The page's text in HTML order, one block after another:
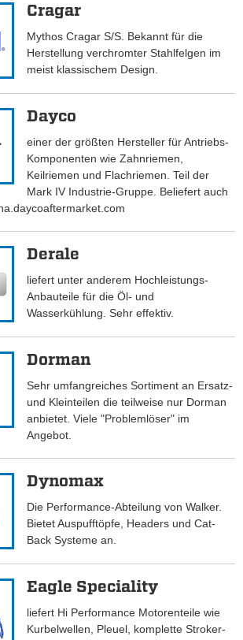
Cragar
Mythos Cragar S/S. Bekannt für die
Herstellung verchromter Stahlfelgen im
meist klassischem Design.
Dayco
einer der größten Hersteller für Antriebs-
Komponenten wie Zahnriemen,
Keilriemen und Flachriemen. Teil der
Mark IV Industrie-Gruppe. Beliefert auch
Derale
liefert unter anderem Hochleistungs-
Anbauteile für die Öl- und
Wasserkühlung. Sehr effektiv.
Dorman
Sehr umfangreiches Sortiment an Ersatz-
und Kleinteilen die teilweise nur Dorman
anbietet. Viele "Problemlöser" im
Angebot.
Dynomax
Die Performance-Abteilung von Walker.
Bietet Auspufftöpfe, Headers und Cat-
Back Systeme an.
Eagle Speciality
liefert Hi Performance Motorenteile wie
Kurbelwellen, Pleuel, komplette Stroker-